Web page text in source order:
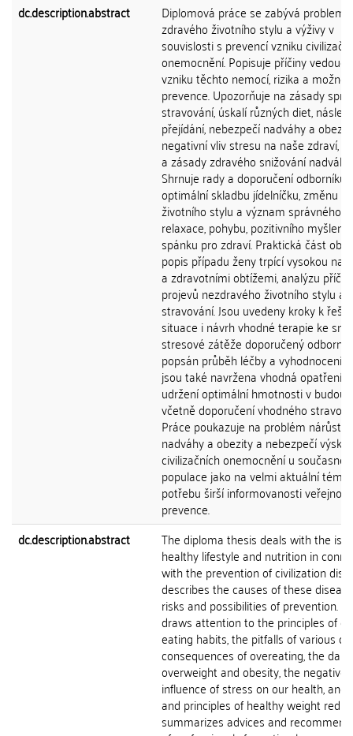
dc.description.abstract
Diplomová práce se zabývá
zdravého životního stylu a výživy v
souvislosti s prevencí vzniku
onemocnění. Popisuje příčiny vedoucí
vzniku těchto nemocí, rizika a
prevence. Upozorňuje na zásady
stravování, úskalí různých diet,
přejídání, nebezpečí nadváhy a
negativní vliv stresu na naše zdraví,
a zásady zdravého snižování nadváhy.
Shrnuje rady a doporučení odborníků
optimální skladbu jídelníčku, změnu
životního stylu a význam správného
relaxace, pohybu, pozitivního myšlení
spánku pro zdraví. Praktická část
popis případu ženy trpící vysokou
a zdravotními obtížemi, analýzu
projevů nezdravého životního stylu a
stravování. Jsou uvedeny kroky k
situace i návrh vhodné terapie ke
stresové zátěže doporučený
popsán průběh léčby a vyhodnocení
jsou také navržena vhodná opatření k
udržení optimální hmotnosti v
včetně doporučení vhodného
Práce poukazuje na problém nárůstu
nadváhy a obezity a nebezpečí
civilizačních onemocnění u současné
populace jako na velmi aktuální
potřebu širší informovanosti
prevence.
dc.description.abstract
The diploma thesis deals with the
healthy lifestyle and nutrition in
with the prevention of civilization
describes the causes of these
risks and possibilities of prevention. It
draws attention to the principles of
eating habits, the pitfalls of various
consequences of overeating, the
overweight and obesity, the negative
influence of stress on our health, and
and principles of healthy weight
summarizes advices and